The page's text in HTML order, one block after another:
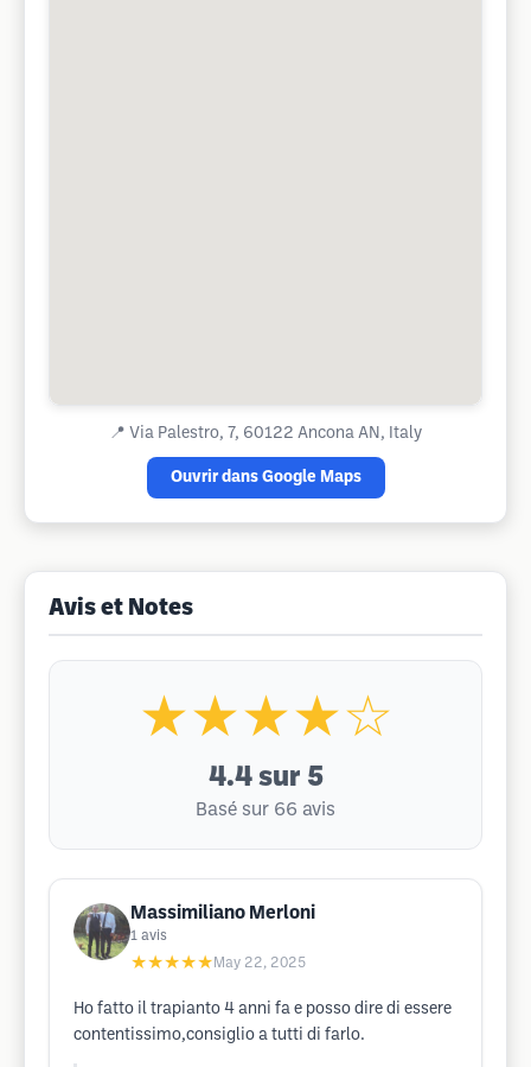
📍 Via Palestro, 7, 60122 Ancona AN, Italy
Ouvrir dans Google Maps
Avis et Notes
★★★★☆
4.4 sur 5
Basé sur 66 avis
Massimiliano Merloni
1 avis
★★★★★ May 22, 2025
Ho fatto il trapianto 4 anni fa e posso dire di essere
contentissimo,consiglio a tutti di farlo.